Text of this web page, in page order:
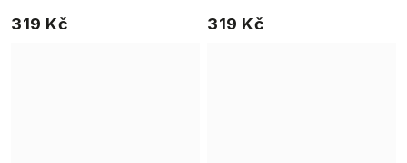
319 Kč 319 Kč